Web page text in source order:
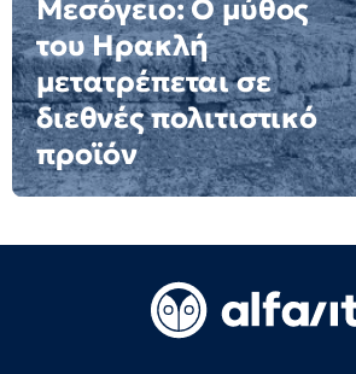
Μεσόγειο: Ο μύθος
του Ηρακλή
μετατρέπεται σε
διεθνές πολιτιστικό
προϊόν